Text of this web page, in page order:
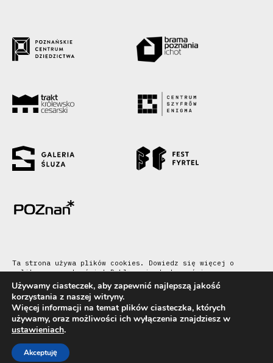
Copyright Poznańskie Centrum Dziedzictwa
Ta strona używa plików cookies. Dowiedz się więcej o
polityce prywatności|Deklaracja dostępności
made bymade
made
Używamy ciasteczek, aby zapewnić najlepszą jakość
korzystania z naszej witryny.
Więcej informacji na temat plików ciasteczka, których
używamy, oraz możliwości ich wyłączenia znajdziesz w
ustawieniach.
Akceptuję